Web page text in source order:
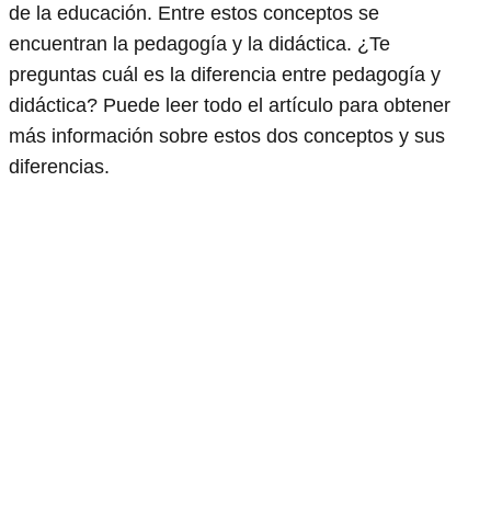
de la educación. Entre estos conceptos se
encuentran la pedagogía y la didáctica. ¿Te
preguntas cuál es la diferencia entre pedagogía y
didáctica? Puede leer todo el artículo para obtener
más información sobre estos dos conceptos y sus
diferencias.